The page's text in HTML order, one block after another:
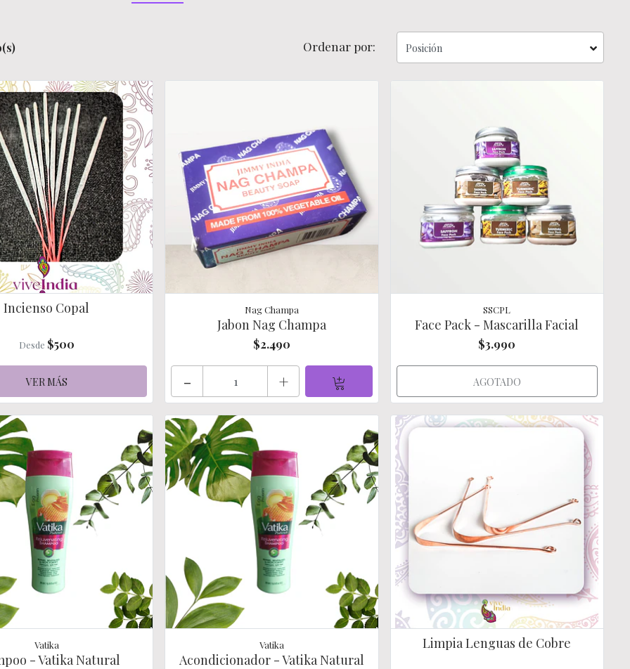
Ordenar por:
Incienso Copal
Desde $500
VER MÁS
Nag Champa
Jabon Nag Champa
$2.490
- +
SSCPL
Face Pack - Mascarilla Facial
$3.990
AGOTADO
Vatika
- Vatika Natural
Vatika
Acondicionador - Vatika Natural
Limpia Lenguas de Cobre